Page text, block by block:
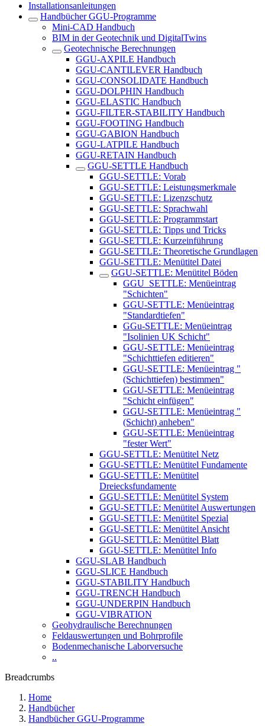
Installationsanleitungen
Handbücher GGU-Programme
Mini-CAD Handbuch
BIM in der Geotechnik und DigitalTwins
Geotechnische Berechnungen
GGU-AXPILE Handbuch
GGU-CANTILEVER Handbuch
GGU-CONSOLIDATE Handbuch
GGU-DOLPHIN Handbuch
GGU-ELASTIC Handbuch
GGU-FILTER-STABILITY Handbuch
GGU-FOOTING Handbuch
GGU-GABION Handbuch
GGU-LATPILE Handbuch
GGU-RETAIN Handbuch
GGU-SETTLE Handbuch
GGU-SETTLE: Vorab
GGU-SETTLE: Leistungsmerkmale
GGU-SETTLE: Lizenzschutz
GGU-SETTLE: Sprachwahl
GGU-SETTLE: Programmstart
GGU-SETTLE: Tipps und Tricks
GGU-SETTLE: Kurzeinführung
GGU-SETTLE: Theoretische Grundlagen
GGU-SETTLE: Menütitel Datei
GGU-SETTLE: Menütitel Böden
GGU_SETTLE: Menüeintrag
"Schichten"
GGU-SETTLE: Menüeintrag
"Standardtiefen"
GGu-SETTLE: Menüeintrag
"Isolinien UK Schicht"
GGU-SETTLE: Menüeintrag
"Schichttiefen editieren"
GGU-SETTLE: Menüeintrag "
(Schichttiefen) bestimmen"
GGU-SETTLE: Menüeintrag
"Schicht einfügen"
GGU-SETTLE: Menüeintrag "
(Schicht) anheben"
GGU-SETTLE: Menüeintrag
"fester Wert"
GGU-SETTLE: Menütitel Netz
GGU-SETTLE: Menütitel Fundamente
GGU-SETTLE: Menütitel
Dreiecksfundamente
GGU-SETTLE: Menütitel System
GGU-SETTLE: Menütitel Auswertungen
GGU-SETTLE: Menütitel Spezial
GGU-SETTLE: Menütitel Ansicht
GGU-SETTLE: Menütitel Blatt
GGU-SETTLE: Menütitel Info
GGU-SLAB Handbuch
GGU-SLICE Handbuch
GGU-STABILITY Handbuch
GGU-TRENCH Handbuch
GGU-UNDERPIN Handbuch
GGU-VIBRATION
Geohydraulische Berechnungen
Feldauswertungen und Bohrprofile
Bodenmechanische Laborversuche
..
Breadcrumbs
Home
Handbücher
Handbücher GGU-Programme